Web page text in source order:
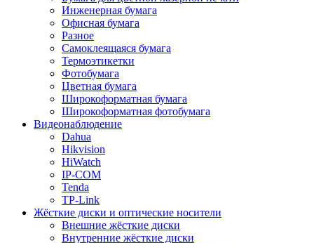
Инженерная бумага
Офисная бумага
Разное
Самоклеящаяся бумага
Термоэтикетки
Фотобумага
Цветная бумага
Широкоформатная бумага
Широкоформатная фотобумага
Видеонаблюдение
Dahua
Hikvision
HiWatch
IP-COM
Tenda
TP-Link
Жёсткие диски и оптические носители
Внешние жёсткие диски
Внутренние жёсткие диски